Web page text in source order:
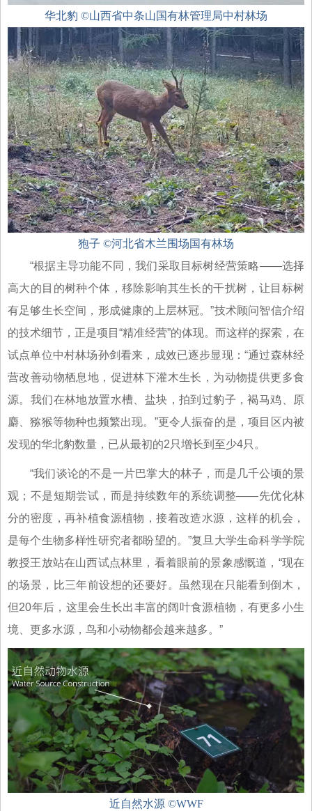
华北豹 ©山西省中条山国有林管理局中村林场
狍子 ©河北省木兰围场国有林场
“根据主导功能不同，我们采取目标树经营策略——选择
高大的目的树种个体，移除影响其生长的干扰树，让目标树
有足够生长空间，形成健康的上层林冠。”技术顾问智信介绍
的技术细节，正是项目“精准经营”的体现。而这样的探索，在
试点单位中村林场孙剑看来，成效已逐步显现：“通过森林经
营改善动物栖息地，促进林下灌木生长，为动物提供更多食
源。我们在林地放置水槽、盐块，拍到过豹子，褐马鸡、原
麝、猕猴等物种也频繁出现。”更令人振奋的是，项目区内被
发现的华北豹数量，已从最初的2只增长到至少4只。
“我们谈论的不是一片巴掌大的林子，而是几千公顷的景
观；不是短期尝试，而是持续数年的系统调整——先优化林
分的密度，再补植食源植物，接着改造水源，这样的机会，
是每个生物多样性研究者都盼望的。”复旦大学生命科学学院
教授王放站在山西试点林里，看着眼前的景象感慨道，“现在
的场景，比三年前设想的还要好。虽然现在只能看到倒木，
但20年后，这里会生长出丰富的阔叶食源植物，有更多小生
境、更多水源，鸟和小动物都会越来越多。”
近自然水源 ©WWF